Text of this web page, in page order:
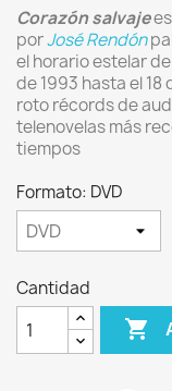
Corazón salvaje
porJosé Rendón
el horario estelar de
de 1993 hasta el
roto récords de
telenovelas más
tiempos
Formato: DVD
Cantidad
